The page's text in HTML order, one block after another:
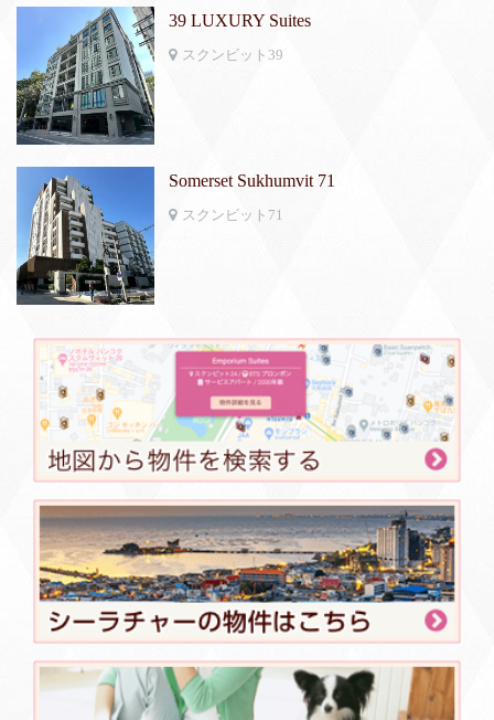
39 LUXURY Suites
スクンビット39
Somerset Sukhumvit 71
スクンビット71